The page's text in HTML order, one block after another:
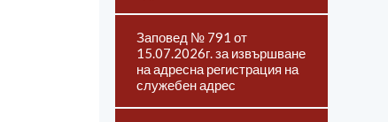
Заповед № 791 от
15.07.2026г. за извършване
на адресна регистрация на
служебен адрес